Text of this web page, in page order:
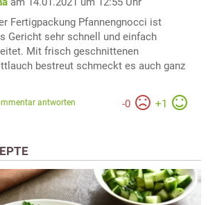
Fertigpackung Pfannengnocci ist
Gericht sehr schnell und einfach
Mit frisch geschnittenen
bestreut schmeckt es auch ganz
-0 +1
antworten